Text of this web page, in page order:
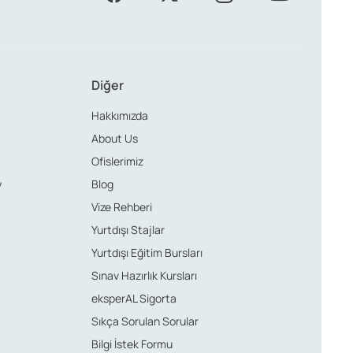
çeşitli alanlarda eğitim almanın
geliştirebilir ve yenilikçi projelere katkıda
Diğer
Hakkımızda
About Us
Ofislerimiz
Blog
Vize Rehberi
Yurtdışı Stajlar
Yurtdışı Eğitim Bursları
Sınav Hazırlık Kursları
eksperAL Sigorta
Sıkça Sorulan Sorular
Bilgi İstek Formu